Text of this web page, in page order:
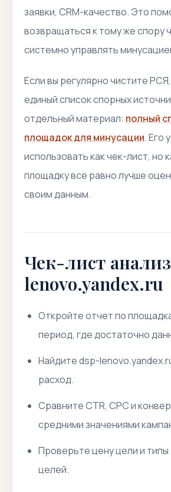
заявки, CRM-качество. Это
возвращаться к тому же спору
системно управлять
Если вы регулярно чистите
единый список спорных
отдельный материал: полный
площадок для минусации. Его
использовать как чек-лист, но
площадку все равно лучше
своим данным.
Чек-лист
lenovo.yandex.ru
Откройте отчет по
период, где достаточно
Найдите dsp-
расход.
Сравните CTR, CPC и
средними значениями
Проверьте цену цели и типы
целей.